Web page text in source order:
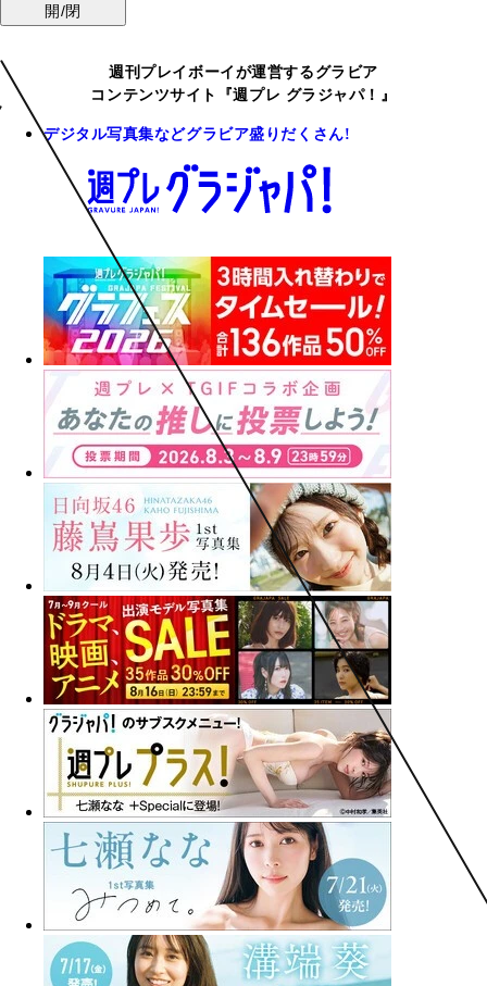
開/閉
週刊プレイボーイが運営するグラビア
コンテンツサイト『週プレ グラジャパ！』
デジタル写真集などグラビア盛りだくさん!